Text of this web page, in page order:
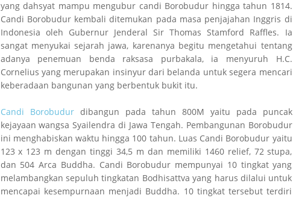
yang dahsyat mampu mengubur candi Borobudur hingga tahun 1814.
Candi Borobudur kembali ditemukan pada masa penjajahan Inggris di
Indonesia oleh Gubernur Jenderal Sir Thomas Stamford Raffles. Ia
sangat menyukai sejarah jawa, karenanya begitu mengetahui tentang
adanya penemuan benda raksasa purbakala, ia menyuruh H.C.
Cornelius yang merupakan insinyur dari belanda untuk segera mencari
keberadaan bangunan yang berbentuk bukit itu.
Candi Borobudur dibangun pada tahun 800M yaitu pada puncak
kejayaan wangsa Syailendra di Jawa Tengah. Pembangunan Borobudur
ini menghabiskan waktu hingga 100 tahun. Luas Candi Borobudur yaitu
123 x 123 m dengan tinggi 34,5 m dan memiliki 1460 relief, 72 stupa,
dan 504 Arca Buddha. Candi Borobudur mempunyai 10 tingkat yang
melambangkan sepuluh tingkatan Bodhisattva yang harus dilalui untuk
mencapai kesempurnaan menjadi Buddha. 10 tingkat tersebut terdiri